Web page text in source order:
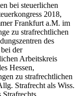
bei steuerlichen
2018,
Frankfurt a.M. im
zu strafrechtlichen
des
der
Arbeitskreis
Hessen,
zu strafrechtlichen
Strafrecht als Wiss.